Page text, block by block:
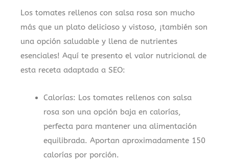
Los tomates rellenos con salsa rosa son mucho
más que un plato delicioso y vistoso, ¡también son
una opción saludable y llena de nutrientes
esenciales! Aquí te presento el valor nutricional de
esta receta adaptada a SEO:
Calorías: Los tomates rellenos con salsa
rosa son una opción baja en calorías,
perfecta para mantener una alimentación
equilibrada. Aportan aproximadamente 150
calorías por porción.